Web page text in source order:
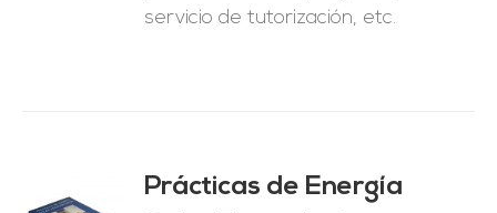
servicio de tutorización, etc.
Prácticas de Energía